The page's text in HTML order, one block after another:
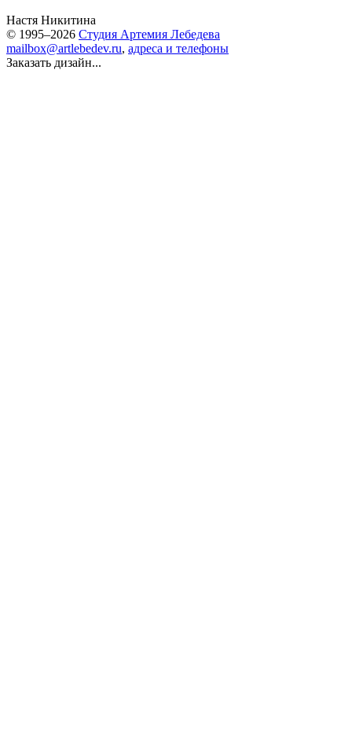
Настя Никитина
© 1995–2026 Студия Артемия Лебедева
mailbox@artlebedev.ru, адреса и телефоны
Заказать дизайн...